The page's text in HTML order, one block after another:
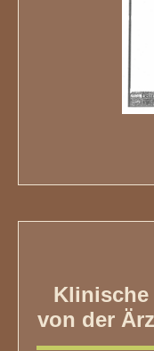
Klinische
von der